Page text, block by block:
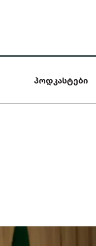
პოდკასტები